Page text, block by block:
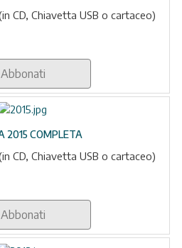
CD, Chiavetta USB o cartaceo)
Abbonati
2015 COMPLETA
CD, Chiavetta USB o cartaceo)
Abbonati